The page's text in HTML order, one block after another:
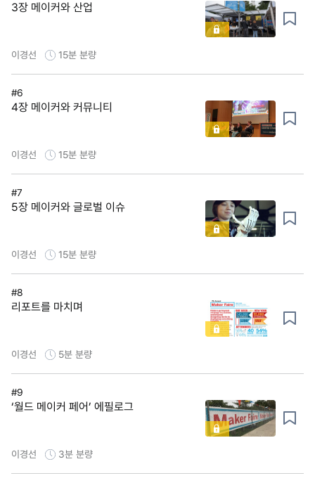
3장 메이커와 산업
이경선 15분 분량
#6
4장 메이커와 커뮤니티
이경선 15분 분량
#7
5장 메이커와 글로벌 이슈
이경선 15분 분량
#8
리포트를 마치며
이경선 5분 분량
#9
‘월드 메이커 페어’ 에필로그
이경선 3분 분량